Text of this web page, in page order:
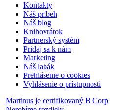
Kontakty
Náš príbeh
Náš blog
Knihovrátok
Partnerský systém
Pridaj sa k nám
Marketing
Náš labák
Prehlásenie o cookies
Vyhlásenie o prístupnosti
Martinus je certifikovaný B Corp